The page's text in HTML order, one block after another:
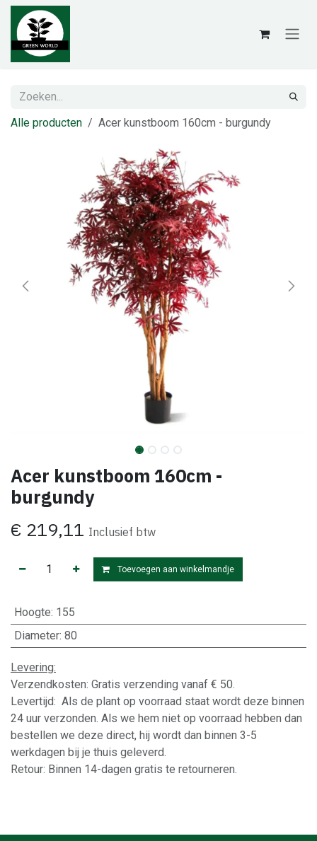
Overslaan naar inhoud
Alle producten Acer kunstboom 160cm - burgundy
Acer kunstboom 160cm -
burgundy
€ 219,11 Inclusief btw
Toevoegen aan winkelmandje
Hoogte: 155
Diameter: 80
Levering:
Verzendkosten: Gratis verzending vanaf € 50.
Levertijd: Als de plant op voorraad staat wordt deze binnen
24 uur verzonden. Als we hem niet op voorraad hebben dan
bestellen we deze direct, hij wordt dan binnen 3-5
werkdagen bij je thuis geleverd.
Retour: Binnen 14-dagen gratis te retourneren.